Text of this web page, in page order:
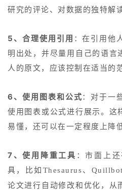
研究的评论、对数据的独特解
5、合理使用引用 ：在引用他
明出处，并尽量用自己的语言
人的原文，应该控制在适当的
6、使用图表和公式：对于一
使用图表或公式进行展示。这
易懂，还可以在一定程度上降
7、使用降重工具 ：市面上
具，比如 Thesaurus、
论文进行自动修改和优化，从